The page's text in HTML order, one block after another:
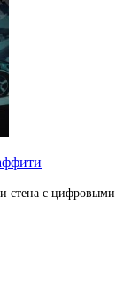
стена с